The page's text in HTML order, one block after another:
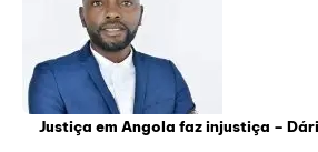
Justiça em Angola faz injustiça –